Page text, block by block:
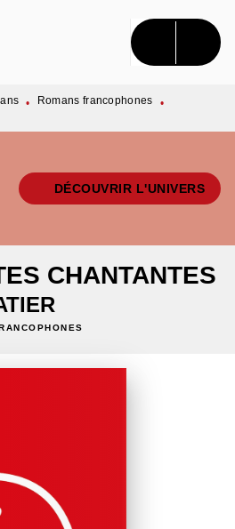
CONTENU
• Romans francophones
•
DÉCOUVRIR L'UNIVERS
CHANTANTES